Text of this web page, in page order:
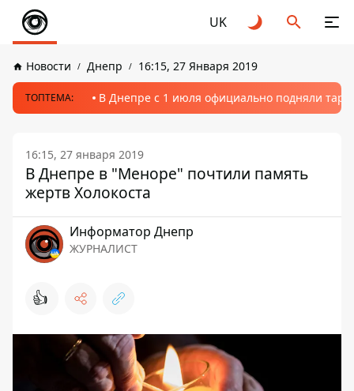
UK
Новости Днепр 16:15, 27 Января 2019
ТОПТЕМА: В Днепре с 1 июля официально подняли
16:15, 27 января 2019
В Днепре в "Меноре" почтили память
жертв Холокоста
Информатор Днепр
ЖУРНАЛИСТ
👍